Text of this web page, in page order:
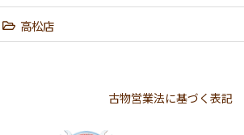
高松店
古物営業法に基づく表記